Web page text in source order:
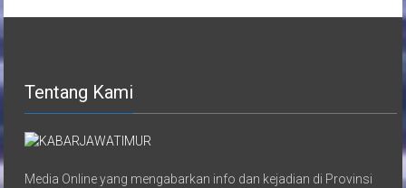
Tentang Kami
Media Online yang mengabarkan info dan kejadian di Provinsi